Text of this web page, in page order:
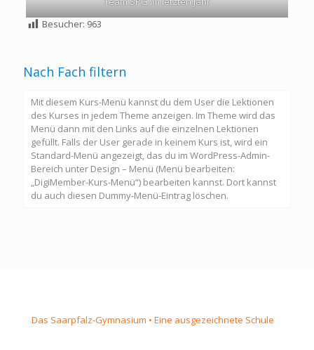
Besucher: 963
Nach Fach filtern
Mit diesem Kurs-Menü kannst du dem User die Lektionen
des Kurses in jedem Theme anzeigen. Im Theme wird das
Menü dann mit den Links auf die einzelnen Lektionen
gefüllt. Falls der User gerade in keinem Kurs ist, wird ein
Standard-Menü angezeigt, das du im WordPress-Admin-
Bereich unter Design – Menü (Menü bearbeiten:
„DigiMember-Kurs-Menü“) bearbeiten kannst. Dort kannst
du auch diesen Dummy-Menü-Eintrag löschen.
Das Saarpfalz-Gymnasium • Eine ausgezeichnete Schule